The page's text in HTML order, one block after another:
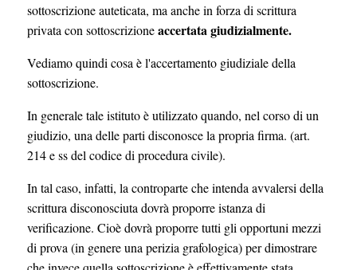
sottoscrizione auteticata, ma anche in forza di scrittura
privata con sottoscrizioneaccertata giudizialmente.
Vediamo quindi cosa è l'accertamento giudiziale della
sottoscrizione.
In generale tale istituto è utilizzato quando, nel corso di un
giudizio, una delle parti disconosce la propria firma. (art.
214 e ss del codice di procedura civile).
In tal caso, infatti, la controparte che intenda avvalersi della
scrittura disconosciuta dovrà proporre istanza di
verificazione. Cioè dovrà proporre tutti gli opportuni mezzi
di prova (in genere una perizia grafologica) per dimostrare